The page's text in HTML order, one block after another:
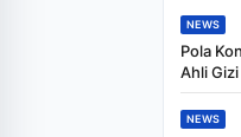
NEWS
Pola
Ahli Gizi
NEWS